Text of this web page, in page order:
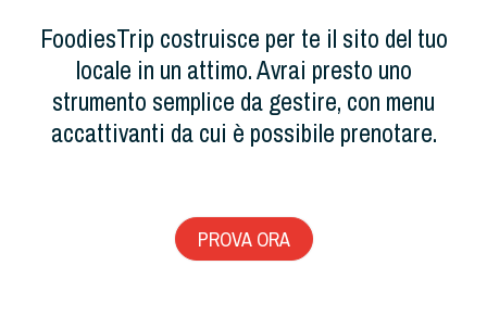
FoodiesTrip costruisce per te il sito del tuo
locale in un attimo. Avrai presto uno
strumento semplice da gestire, con menu
accattivanti da cui è possibile prenotare.
PROVA ORA